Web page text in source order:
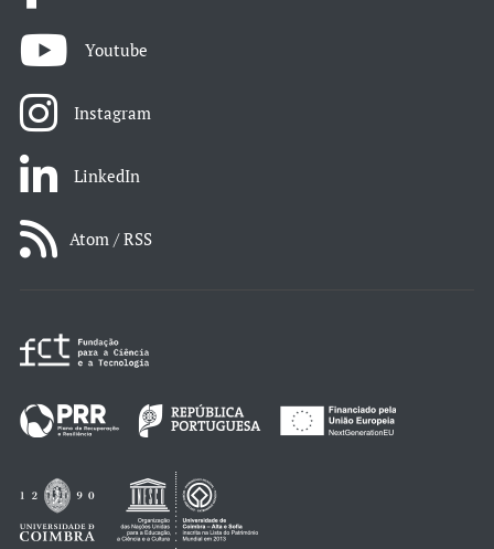
Youtube
Instagram
LinkedIn
Atom / RSS